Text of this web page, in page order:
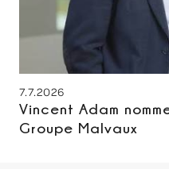
7.7.2026
Vincent Adam
Groupe Malvaux